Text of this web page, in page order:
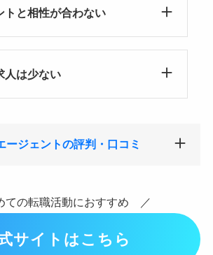
トと相性が合わない
人は少ない
ージェントの評判・口コミ
の転職活動におすすめ ／
サイトはこちら